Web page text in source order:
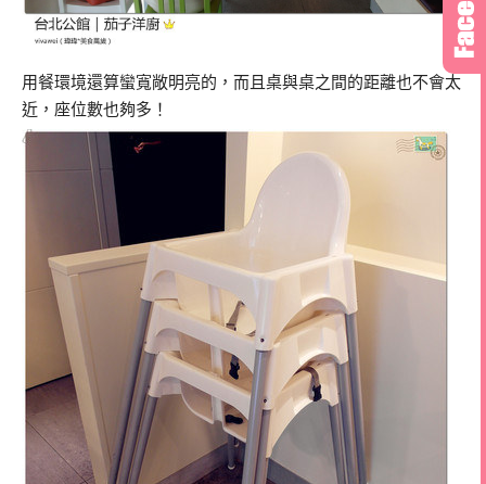
用餐環境還算蠻寬敞明亮的，而且桌與桌之間的距離也不會太
近，座位數也夠多！